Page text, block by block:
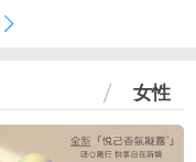
女性